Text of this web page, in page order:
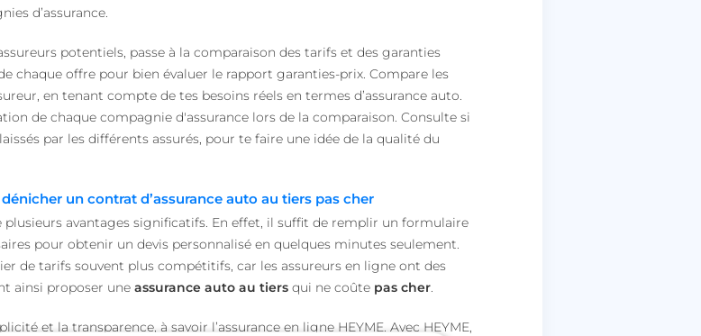
d’assurance.
potentiels, passe à la comparaison des tarifs et des garanties
chaque offre pour bien évaluer le rapport garanties-prix. Compare les
en tenant compte de tes besoins réels en termes d’assurance auto.
de chaque compagnie d'assurance lors de la comparaison. Consulte si
par les différents assurés, pour te faire une idée de la qualité du
un contrat d’assurance auto au tiers pas cher
plusieurs avantages significatifs. En effet, il suffit de remplir un formulaire
pour obtenir un devis personnalisé en quelques minutes seulement.
de tarifs souvent plus compétitifs, car les assureurs en ligne ont des
ainsi proposer une assurance auto au tiers qui ne coûte pas cher.
et la transparence, à savoir l’assurance en ligne HEYME. Avec HEYME,